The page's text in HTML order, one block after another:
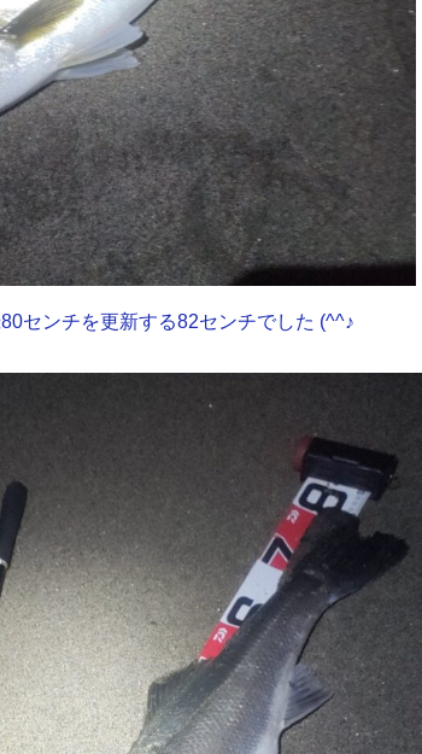
センチを更新する82センチでした (^^♪